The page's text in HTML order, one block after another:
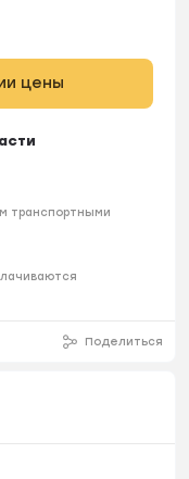
цены
транспортными
Поделиться